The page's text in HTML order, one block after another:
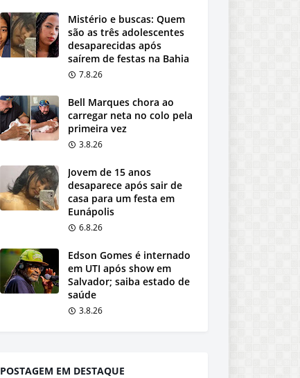
Mistério e buscas: Quem
são as três adolescentes
desaparecidas após
saírem de festas na Bahia
7.8.26
Bell Marques chora ao
carregar neta no colo pela
primeira vez
3.8.26
Jovem de 15 anos
desaparece após sair de
casa para um festa em
Eunápolis
6.8.26
Edson Gomes é internado
em UTI após show em
Salvador; saiba estado de
saúde
3.8.26
POSTAGEM EM DESTAQUE